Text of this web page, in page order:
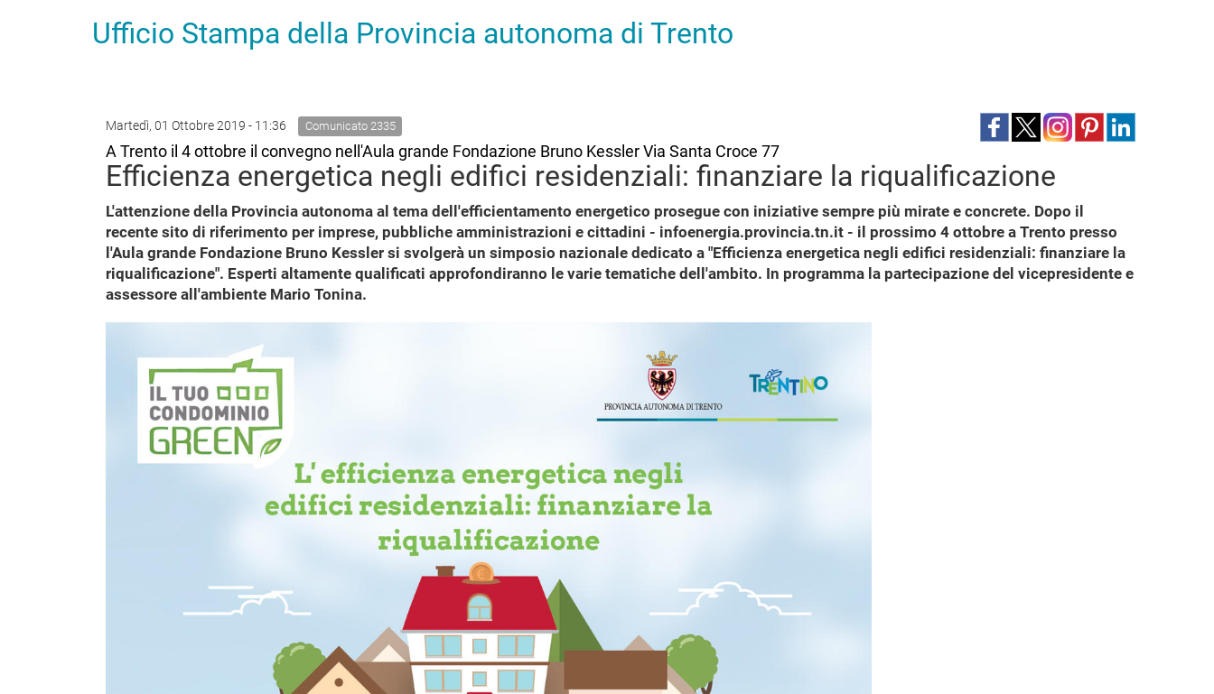
Ufficio Stampa della Provincia autonoma di Trento
Martedì, 01 Ottobre 2019 - 11:36 Comunicato 2335
A Trento il 4 ottobre il convegno nell'Aula grande Fondazione Bruno Kessler Via Santa Croce 77
Efficienza energetica negli edifici residenziali: finanziare la riqualificazione
L'attenzione della Provincia autonoma al tema dell'efficientamento energetico prosegue con iniziative sempre più mirate e concrete. Dopo il
recente sito di riferimento per imprese, pubbliche amministrazioni e cittadini - infoenergia.provincia.tn.it - il prossimo 4 ottobre a Trento presso
l'Aula grande Fondazione Bruno Kessler si svolgerà un simposio nazionale dedicato a "Efficienza energetica negli edifici residenziali: finanziare la
riqualificazione". Esperti altamente qualificati approfondiranno le varie tematiche dell'ambito. In programma la partecipazione del vicepresidente e
assessore all'ambiente Mario Tonina.